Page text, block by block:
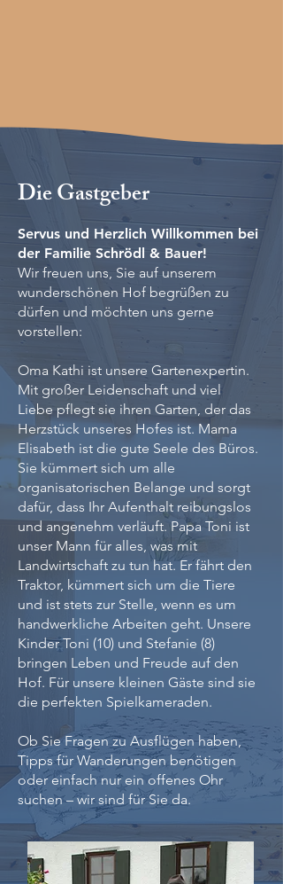
Die Gastgeber
Servus und Herzlich Willkommen bei
der Familie Schrödl & Bauer!
Wir freuen uns, Sie auf unserem
wunderschönen Hof begrüßen zu
dürfen und möchten uns gerne
vorstellen:
Oma Kathi ist unsere Gartenexpertin.
Mit großer Leidenschaft und viel
Liebe pflegt sie ihren Garten, der das
Herzstück unseres Hofes ist. Mama
Elisabeth ist die gute Seele des Büros.
Sie kümmert sich um alle
organisatorischen Belange und sorgt
dafür, dass Ihr Aufenthalt reibungslos
und angenehm verläuft. Papa Toni ist
unser Mann für alles, was mit
Landwirtschaft zu tun hat. Er fährt den
Traktor, kümmert sich um die Tiere
und ist stets zur Stelle, wenn es um
handwerkliche Arbeiten geht. Unsere
Kinder Toni (10) und Stefanie (8)
bringen Leben und Freude auf den
Hof. Für unsere kleinen Gäste sind sie
die perfekten Spielkameraden.
Ob Sie Fragen zu Ausflügen haben,
Tipps für Wanderungen benötigen
oder einfach nur ein offenes Ohr
suchen – wir sind für Sie da.